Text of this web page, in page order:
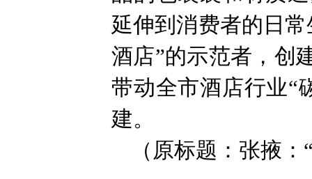
延伸到消费者的日
酒店”的示范者，创
带动全市酒店行业“
建。
（原标题：张掖